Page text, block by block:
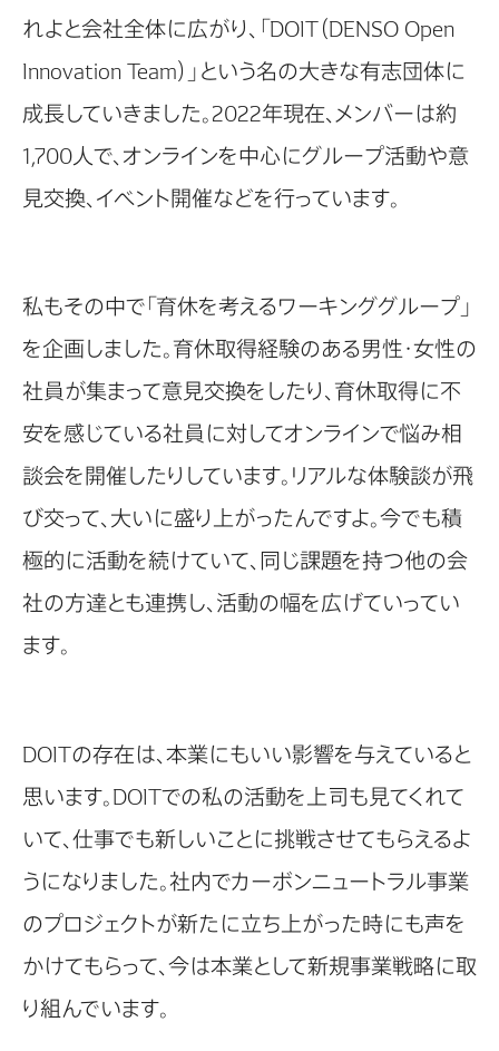
れよと会社全体に広がり、「DOIT（DENSO Open
Innovation Team）」という名の大きな有志団体に
成長していきました。2022年現在、メンバーは約
1,700人で、オンラインを中心にグループ活動や意
見交換、イベント開催などを行っています。
私もその中で「育休を考えるワーキンググループ」
を企画しました。育休取得経験のある男性・女性の
社員が集まって意見交換をしたり、育休取得に不
安を感じている社員に対してオンラインで悩み相
談会を開催したりしています。リアルな体験談が飛
び交って、大いに盛り上がったんですよ。今でも積
極的に活動を続けていて、同じ課題を持つ他の会
社の方達とも連携し、活動の幅を広げていってい
ます。
DOITの存在は、本業にもいい影響を与えていると
思います。DOITでの私の活動を上司も見てくれて
いて、仕事でも新しいことに挑戦させてもらえるよ
うになりました。社内でカーボンニュートラル事業
のプロジェクトが新たに立ち上がった時にも声を
かけてもらって、今は本業として新規事業戦略に取
り組んでいます。